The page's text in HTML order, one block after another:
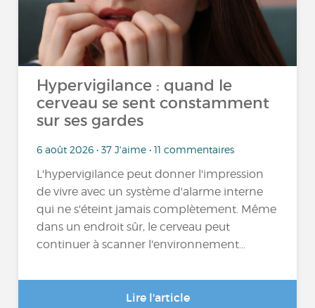
Hypervigilance : quand le
cerveau se sent constamment
sur ses gardes
6 août 2026 • 37 J'aime • 11 commentaires
L'hypervigilance peut donner l'impression
de vivre avec un système d'alarme interne
qui ne s'éteint jamais complètement. Même
dans un endroit sûr, le cerveau peut
continuer à scanner l'environnement...
Lire l'article